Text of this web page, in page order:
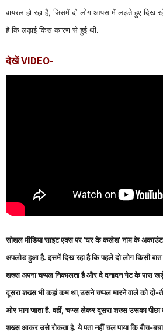
वायरल हो रहा है, जिसमें दो लोग आपस में लड़ते हुए दिख
है कि लड़ाई किस कारण से हुई थी.
देखें VIDEO-
सोशल मीडिया साइट एक्स पर ‘घर के कलेश’ नाम के अकाउंट
अपलोड हुआ है. इसमें दिख रहा है कि पहले दो लोग किसी
शख्स अपना चप्पल निकालता है और दे दनादन गेट के पास
दूसरा शख्स भी कहां कम था,उसने चप्पल मारने वाले को दो-
ओर भाग जाता है. वहीं, चप्प्ल लेकर दूसरा शख्स उसका
शख्स आकर उसे रोकता है. ये पता नहीं चल पाया कि बीच-